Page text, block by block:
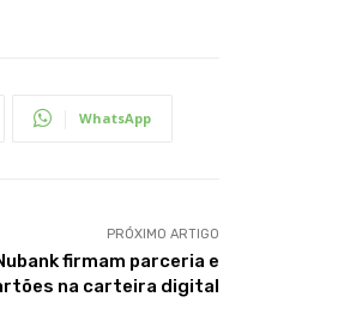
WhatsApp
PRÓXIMO ARTIGO
firmam parceria e
na carteira digital